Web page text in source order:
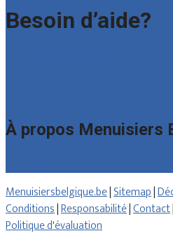
Besoin d’aide?
À propos Menuisiers
Menuisiersbelgique.be|Sitemap|
Conditions|Responsabilité|Contact|
Politique d'évaluation